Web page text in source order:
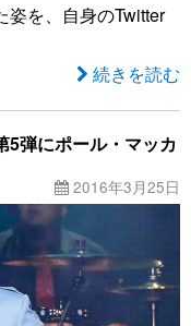
姿を、自身のTwitter
続きを読む
5弾にポール・マッカ
2016年3月25日